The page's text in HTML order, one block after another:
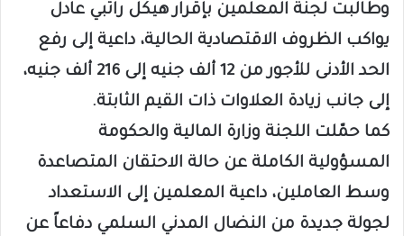
وطالبت لجنة المعلمين بإقرار هيكل راتبي عادل
يواكب الظروف الاقتصادية الحالية، داعية إلى رفع
الحد الأدنى للأجور من 12 ألف جنيه إلى 216 ألف جنيه،
إلى جانب زيادة العلاوات ذات القيم الثابتة.
كما حمّلت اللجنة وزارة المالية والحكومة
المسؤولية الكاملة عن حالة الاحتقان المتصاعدة
وسط العاملين، داعية المعلمين إلى الاستعداد
لجولة جديدة من النضال المدني السلمي دفاعاً عن